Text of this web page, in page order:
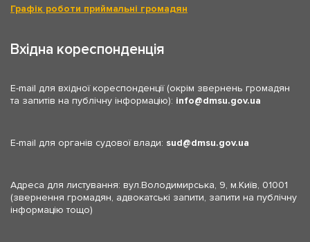
Графік роботи приймальні громадян
Вхідна кореспонденція
E-mail для вхідної кореспонденції (окрім звернень громадян
та запитів на публічну інформацію): info dmsu.gov.ua
E-mail для органів судової влади: sud dmsu.gov.ua
Адреса для листування: вул.Володимирська, 9, м.Київ, 01001
(звернення громадян, адвокатські запити, запити на публічну
інформацію тощо)